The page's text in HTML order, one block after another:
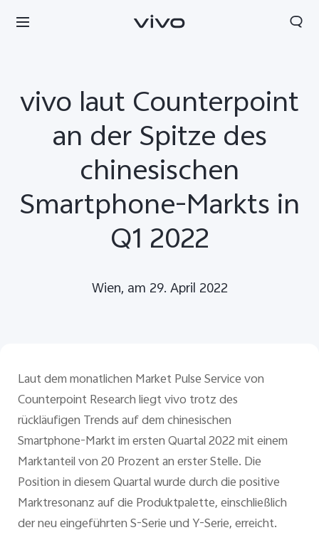
vivo laut Counterpoint
an der Spitze des
chinesischen
Smartphone-Markts in
Q1 2022
Wien, am 29. April 2022
Laut dem monatlichen Market Pulse Service von
Counterpoint Research liegt vivo trotz des
rückläufigen Trends auf dem chinesischen
Smartphone-Markt im ersten Quartal 2022 mit einem
Marktanteil von 20 Prozent an erster Stelle. Die
Position in diesem Quartal wurde durch die positive
Marktresonanz auf die Produktpalette, einschließlich
der neu eingeführten S-Serie und Y-Serie, erreicht.